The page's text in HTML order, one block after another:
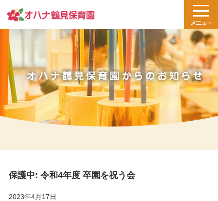
保護中: 令和4年度 卒園を祝う会
2023年4月17日